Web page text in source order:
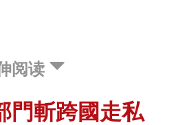
阅读
門斬跨國走私